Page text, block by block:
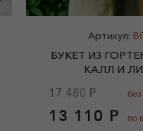
Артикул:
БУКЕТ ИЗ
КАЛЛ И
17 480 Р
13 110 Р по